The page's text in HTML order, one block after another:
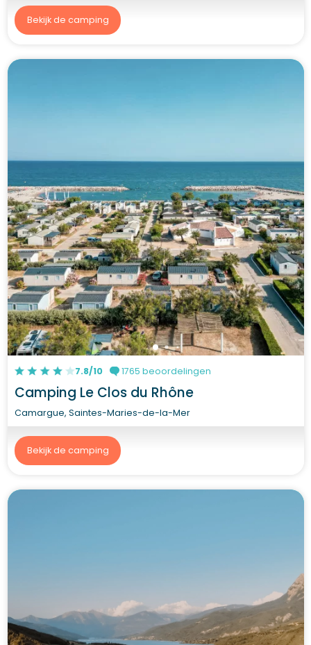
Bekijk de camping
7.8/10 1765 beoordelingen
Camping Le Clos du Rhône
Camargue, Saintes-Maries-de-la-Mer
Bekijk de camping